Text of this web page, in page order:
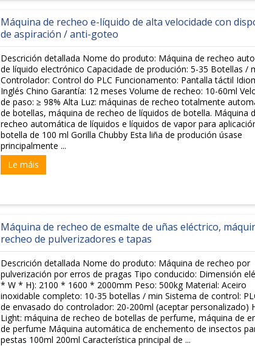
Máquina de recheo e-líquido de alta velocidade con
de aspiración / anti-goteo
Descrición detallada Nome do produto: Máquina de recheo
de líquido electrónico Capacidade de produción: 5-35 Botellas /
Controlador: Control do PLC Funcionamento: Pantalla táctil
Inglés Chino Garantía: 12 meses Volume de recheo: 10-60ml
de paso: ≥ 98% Alta Luz: máquinas de recheo totalmente
de botellas, máquina de recheo de líquidos de botella. Máquina
recheo automática de líquidos e líquidos de vapor para
botella de 100 ml Gorilla Chubby Esta liña de produción úsase
principalmente ...
Le máis
Máquina de recheo de esmalte de uñas eléctrico,
recheo de pulverizadores e tapas
Descrición detallada Nome do produto: Máquina de recheo por
pulverización por erros de pragas Tipo conducido: Dimensión
* W * H): 2100 * 1600 * 2000mm Peso: 500kg Material: Aceiro
inoxidable completo: 10-35 botellas / min Sistema de control:
de envasado do controlador: 20-200ml (aceptar personalizado)
Light: máquina de recheo de botellas de perfume, máquina de
de perfume Máquina automática de enchemento de insectos
pestas 100ml 200ml Característica principal de ...